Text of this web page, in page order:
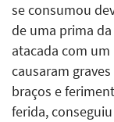
se consumou
de uma prima
atacada com
causaram
braços e
ferida,